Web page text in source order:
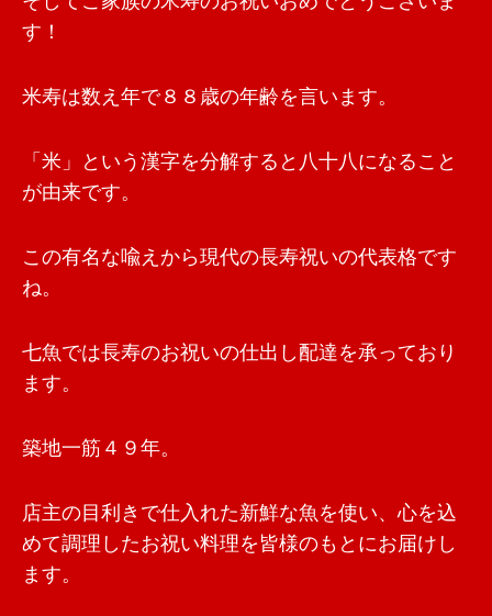
す！
米寿は数え年で８８歳の年齢を言います。
「米」という漢字を分解すると八十八になること
が由来です。
この有名な喩えから現代の長寿祝いの代表格です
ね。
七魚では長寿のお祝いの仕出し配達を承っており
ます。
築地一筋４９年。
店主の目利きで仕入れた新鮮な魚を使い、心を込
めて調理したお祝い料理を皆様のもとにお届けし
ます。